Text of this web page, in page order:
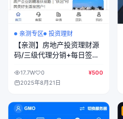
亲测专区 投资理财
【亲测】房地产投资理财源
码/三级代理分销+每日签到/
17.7W 0
¥500
2025年8月21日